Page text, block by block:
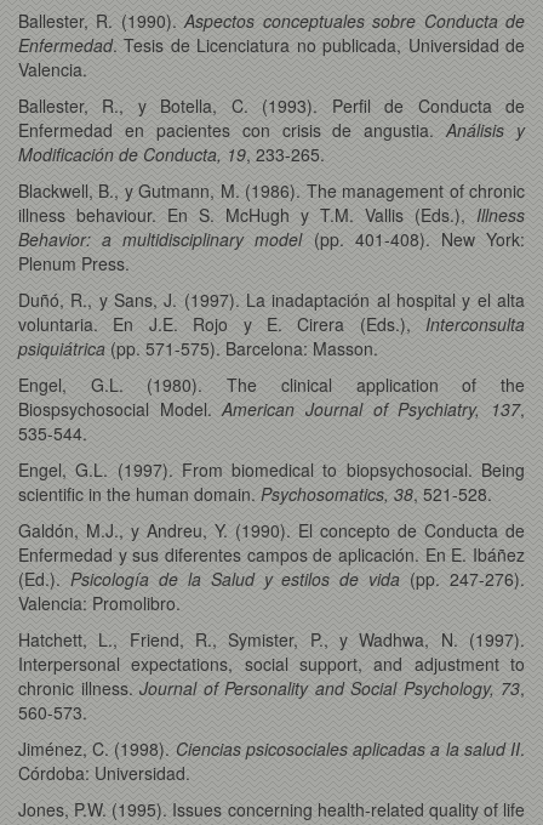
Ballester, R. (1990).Aspectos conceptuales sobre Conducta de
Enfermedad. Tesis de Licenciatura no publicada, Universidad de
Valencia.
Ballester, R., y Botella, C. (1993). Perfil de Conducta de
Enfermedad en pacientes con crisis de angustia.Análisis y
Modificación de Conducta, 19, 233-265.
Blackwell, B., y Gutmann, M. (1986). The management of chronic
illness behaviour. En S. McHugh y T.M. Vallis (Eds.), Illness
Behavior: a multidisciplinary model(pp. 401-408). New York:
Plenum Press.
Duñó, R., y Sans, J. (1997). La inadaptación al hospital y el alta
voluntaria. En J.E. Rojo y E. Cirera (Eds.), Interconsulta
psiquiátrica (pp. 571-575). Barcelona: Masson.
Engel, G.L. (1980). The clinical application of the
Biospsychosocial Model.American Journal of Psychiatry, 137,
535-544.
Engel, G.L. (1997). From biomedical to biopsychosocial. Being
scientific in the human domain. Psychosomatics, 38, 521-528.
Galdón, M.J., y Andreu, Y. (1990). El concepto de Conducta de
Enfermedad y sus diferentes campos de aplicación. En E. Ibáñez
(Ed.). Psicología de la Salud y estilos de vida (pp. 247-276).
Valencia: Promolibro.
Hatchett, L., Friend, R., Symister, P., y Wadhwa, N. (1997).
Interpersonal expectations, social support, and adjustment to
chronic illness. Journal of Personality and Social Psychology, 73,
560-573.
Jiménez, C. (1998). Ciencias psicosociales aplicadas a la salud II.
Córdoba: Universidad.
Jones, P.W. (1995). Issues concerning health-related quality of life